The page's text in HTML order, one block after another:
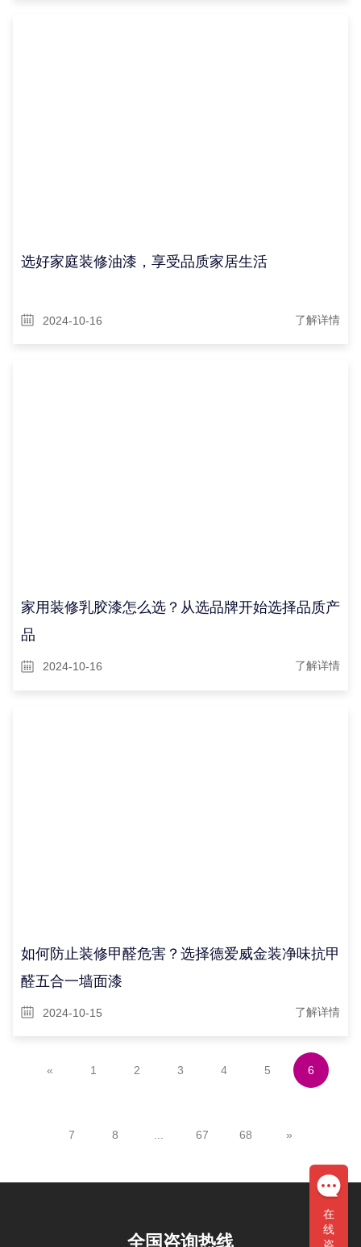
选好家庭装修油漆，享受品质家居生活
2024-10-16 了解详情
家用装修乳胶漆怎么选？从选品牌开始选择品质产
品
2024-10-16 了解详情
如何防止装修甲醛危害？选择德爱威金装净味抗甲
醛五合一墙面漆
2024-10-15 了解详情
« 1 2 3 4 5 6
7 8 67 68 »
全国咨询热线
在
线